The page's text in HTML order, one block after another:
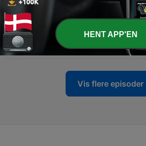
9 - Dæmp konflikter og forebyg vold
21 nov. 2023
8 - Frivillig på værested
02 mar. 2023
Vis flere episoder
HENT APP'EN